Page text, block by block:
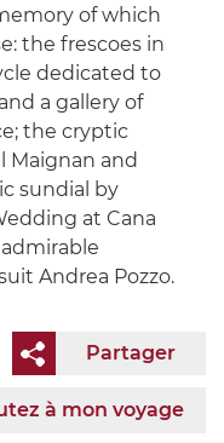
of which
the frescoes in
dedicated to
a gallery of
the cryptic
Maignan and
sundial by
at Cana
Andrea Pozzo.
Partager
à mon voyage